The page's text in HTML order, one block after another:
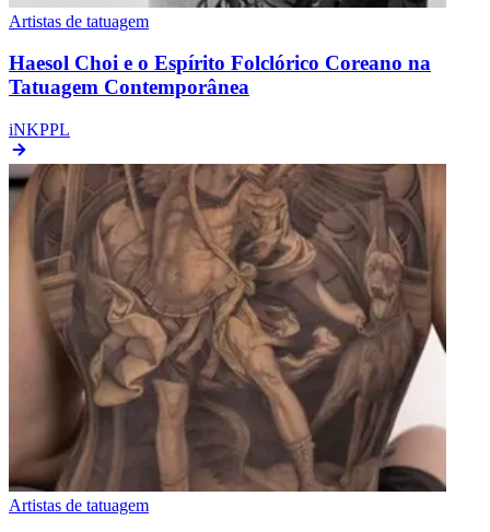
Artistas de tatuagem
Haesol Choi e o Espírito Folclórico Coreano na
Tatuagem Contemporânea
iNKPPL
Artistas de tatuagem